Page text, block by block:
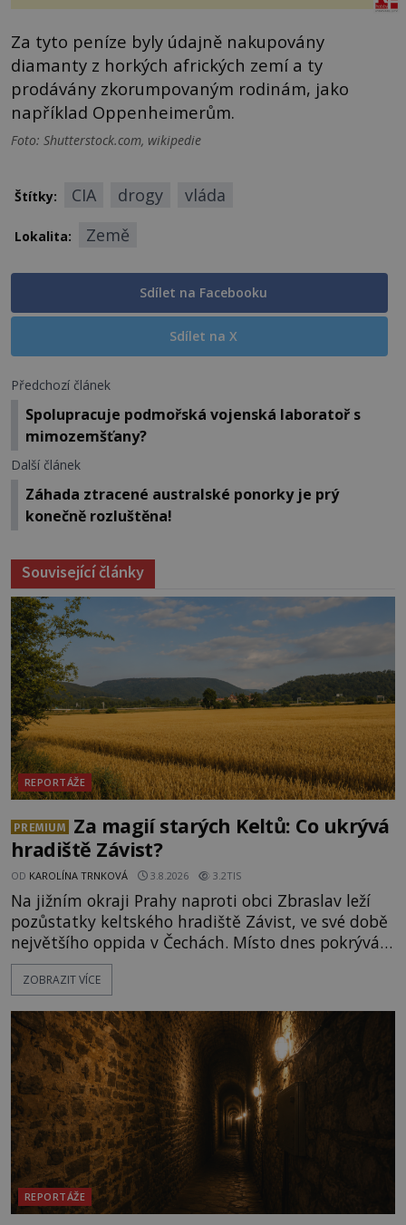
Za tyto peníze byly údajně nakupovány
diamanty z horkých afrických zemí a ty
prodávány zkorumpovaným rodinám, jako
například Oppenheimerům.
Foto: Shutterstock.com, wikipedie
Štítky: CIA drogy vláda
Lokalita: Země
Sdílet na Facebooku
Sdílet na X
Předchozí článek
Spolupracuje podmořská vojenská laboratoř s
mimozemšťany?
Další článek
Záhada ztracené australské ponorky je prý
konečně rozluštěna!
Související články
REPORTÁŽE
PREMIUM
Za magií starých Keltů: Co ukrývá
hradiště Závist?
OD KAROLÍNA TRNKOVÁ 3.8.2026 3.2TIS
Na jižním okraji Prahy naproti obci Zbraslav leží
pozůstatky keltského hradiště Závist, ve své době
největšího oppida v Čechách. Místo dnes pokrývá
les, zbytky po kdysi monumentálním hradišti jsou
ale v terénu patrné stále. Co dalšího tu po Keltech
vrch Hr
ZOBRAZIT VÍCE
REPORTÁŽE